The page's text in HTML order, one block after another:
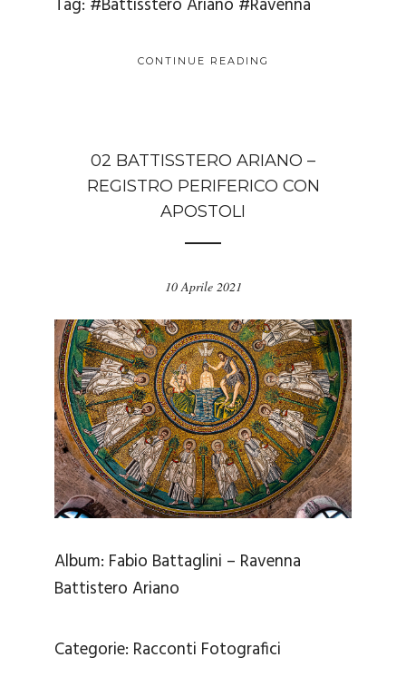
CONTINUE READING
02 BATTISSTERO ARIANO –
REGISTRO PERIFERICO CON
APOSTOLI
10 Aprile 2021
Album: Fabio Battaglini – Ravenna
Battistero Ariano
Categorie: Racconti Fotografici